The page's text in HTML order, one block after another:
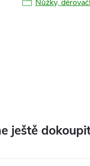
Nůžky,
ještě